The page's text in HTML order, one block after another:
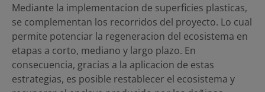
Mediante la implementacion de superficies plasticas,
se complementan los recorridos del proyecto. Lo cual
permite potenciar la regeneracion del ecosistema en
etapas a corto, mediano y largo plazo. En
consecuencia, gracias a la aplicacion de estas
estrategias, es posible restablecer el ecosistema y